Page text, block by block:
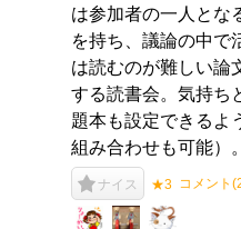
は参加者の一人とな
を持ち、議論の中で
は読むのが難しい論
する読書会。気持ち
題本も設定できるよ
組み合わせも可能）。
ナイス ★3 コメント(